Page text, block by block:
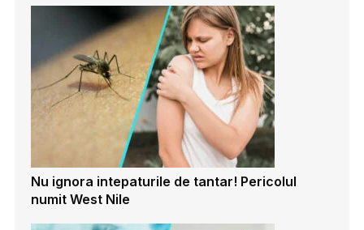
Nu ignora intepaturile de tantar! Pericolul
numit West Nile